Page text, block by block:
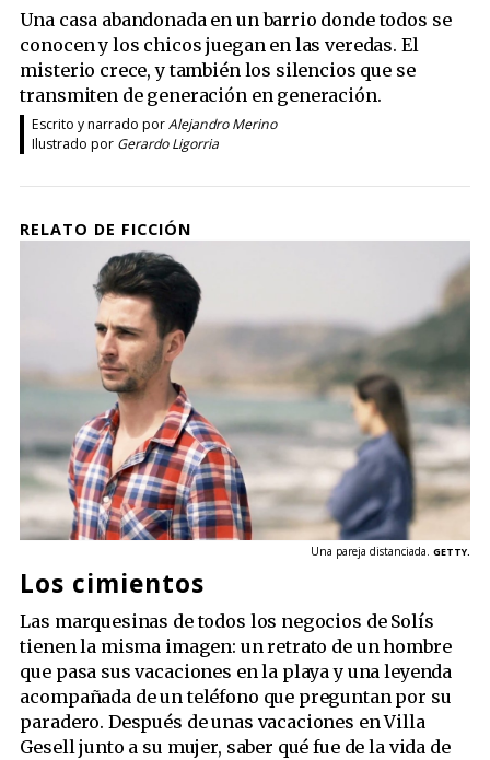
Una casa abandonada en un barrio donde todos se
conocen y los chicos juegan en las veredas. El
misterio crece, y también los silencios que se
transmiten de generación en generación.
Escrito y narrado porAlejandro Merino
Ilustrado por Gerardo Ligorria
RELATO DE FICCIÓN
Una pareja distanciada. GETTY.
Los cimientos
Las marquesinas de todos los negocios de Solís
tienen la misma imagen: un retrato de un hombre
que pasa sus vacaciones en la playa y una leyenda
acompañada de un teléfono que preguntan por su
paradero. Después de unas vacaciones en Villa
Gesell junto a su mujer, saber qué fue de la vida de